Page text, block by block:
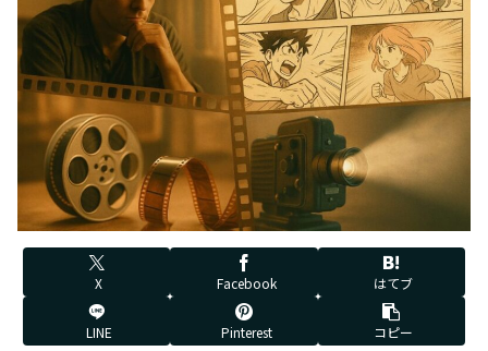
X Facebook はてブ
LINE Pinterest コピー